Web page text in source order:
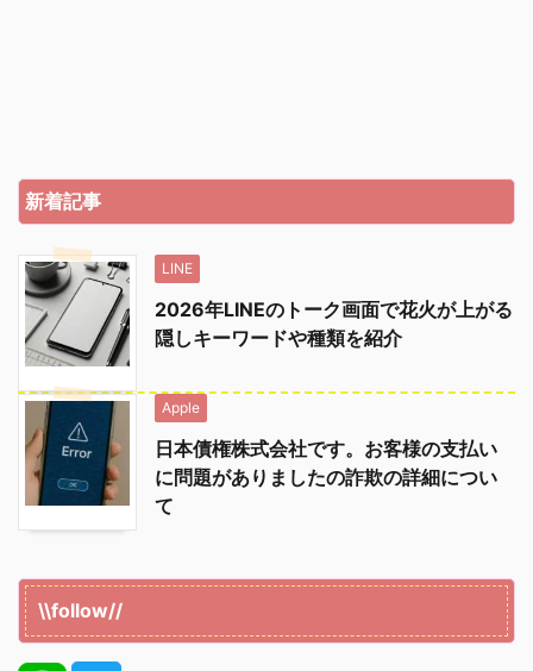
新着記事
LINE
2026年LINEのトーク画面で花火が上がる
隠しキーワードや種類を紹介
Apple
日本債権株式会社です。お客様の支払い
に問題がありましたの詐欺の詳細につい
て
\\follow//